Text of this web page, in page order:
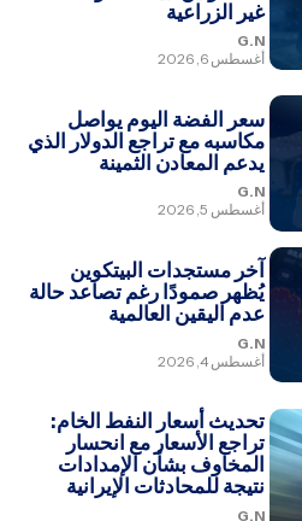
غير الزراعية
G.N
أغسطس 6, 2026
سعر الفضة اليوم يواصل
مكاسبه مع تراجع الدولار الذي
يدعم المعادن الثمينة
G.N
أغسطس 5, 2026
آخر مستجدات البيتكوين
يُظهر صمودًا رغم تصاعد حالة
عدم اليقين العالمية
G.N
أغسطس 4, 2026
تحديث أسعار النفط الخام:
تراجع الأسعار مع انحسار
المخاوف بشأن الإمدادات
نتيجة للمحادثات الإيرانية
G.N